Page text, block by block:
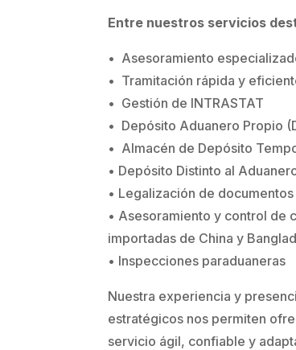
Entre nuestros servicios
• Asesoramiento
• Tramitación rápida y
• Gestión de INTRASTAT
• Depósito Aduanero Propio
• Almacén de Depósito
• Depósito Distinto al
• Legalización de documentos
• Asesoramiento y control de
importadas de China y
• Inspecciones paraduaneras
Nuestra experiencia y
estratégicos nos permiten
servicio ágil, confiable y